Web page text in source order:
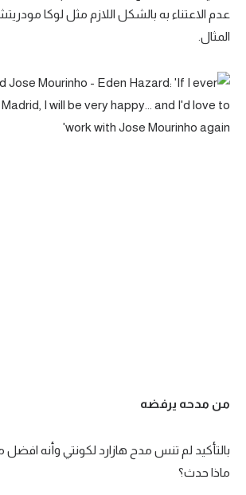
عدم الاعتناء به بالشكل اللازم مثل لوكا
المثال.
من مدحه يرفضه
بالتأكيد لم تنس مدح هازارد لكونتي وأنه افضل
ماذا حدث؟